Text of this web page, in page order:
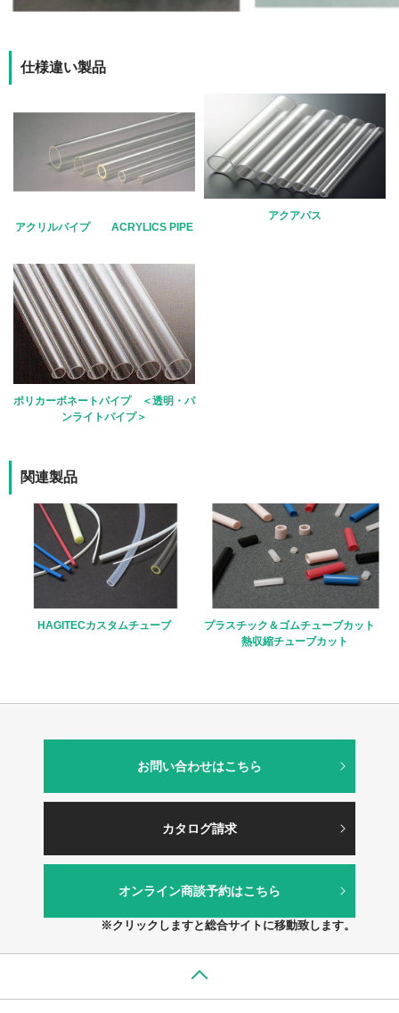
仕様違い製品
アクリルパイプ ACRYLICS PIPE
アクアパス
ポリカーボネートパイプ ＜透明・パ
ンライトパイプ＞
関連製品
HAGITECカスタムチューブ
プラスチック＆ゴムチューブカット
熱収縮チューブカット
お問い合わせはこちら
カタログ請求
オンライン商談予約はこちら
※クリックしますと総合サイトに移動致します。